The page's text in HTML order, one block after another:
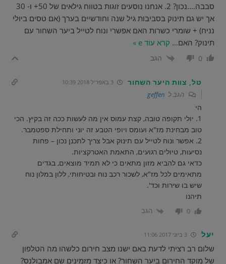
סבבה….נכון? 2. אנחנו נוסעים זוגות בטווח גילאים של 50+ ו- 30
אך יש גם תינוק בסביבות גיל שנה וחודשיים בערך (אם טסים ביולי
נניח) + שומרי כשרות האם אפשרי ונוח לטייל ביער השחור עם
תינוק? האם… קרא עוד e »
0 הגב
טל, צוות היער השחור
הגב ל geffen
הי
1. יולי תקופה טובה, קצת עמוס אין מה לעשות ככה זה בקיץ. הכי
טוב מבחינת מז"א ועומס ויופי הטבע זה יוני ותחילת ספטמבר.
2. אפשר ונוח לטייל עם תינוק אבל צריך לתכנן נכון – פחות
נסיעות, טיולים רגועים, התאמת האטרקציות.
כדאי גם להביא מזון מתאים כי לא תמיד מוצאים, בגדים
מתאימים לכל מז"א, לשכור רכב נוח ובטיחותי, ללון במלון נוח
שיש בו שירות וכד'.
תיהנו
0 הגב
יעל
שלום רב רציתי לדעת באם ישנו מצב חירום כלשהו מה הטלפון
של מוקד החירום ביער השחור? או כיצד מזמינים שם אמבולנס?